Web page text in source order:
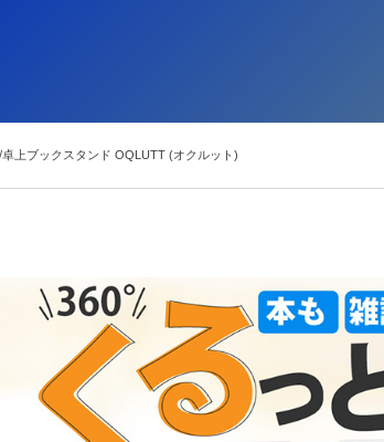
上ブックスタンド OQLUTT (オクルット)